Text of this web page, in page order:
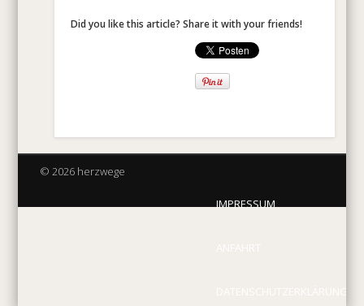
Did you like this article? Share it with your friends!
© 2026 herzwege
IMPRESSUM